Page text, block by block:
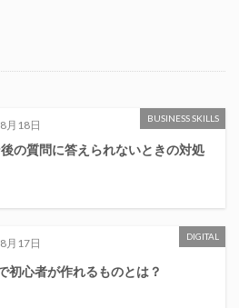
BUSINESS SKILLS
月18日
の質問に答えられないときの対処
DIGITAL
月17日
初心者が作れるものとは？